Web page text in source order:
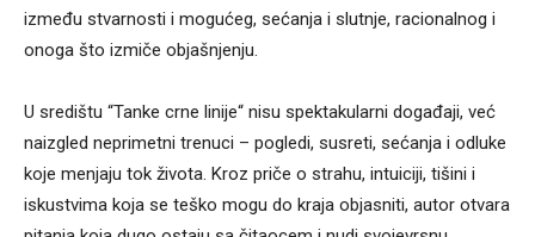
između stvarnosti i mogućeg, sećanja i slutnje, racionalnog i
onoga što izmiče objašnjenju.
U središtu “Tanke crne linije“ nisu spektakularni događaji, već
naizgled neprimetni trenuci – pogledi, susreti, sećanja i odluke
koje menjaju tok života. Kroz priče o strahu, intuiciji, tišini i
iskustvima koja se teško mogu do kraja objasniti, autor otvara